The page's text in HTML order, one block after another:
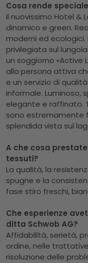
Cosa rende
Il nuovissimo Hotel &
dinamico e green.
moderni ed ecologici.
privilegiata sul
un soggiorno «Active
alla persona attiva
e un servizio di
informale. Luminoso,
elegante e raffinato.
sono estremamente
splendida vista sul
A che cosa
tessuti?
La qualità, la
spugne e la
fase stiro freschi,
Che esperienze
ditta Schwob AG?
Affidabilità, serietà,
ordine, nelle
risoluzione delle